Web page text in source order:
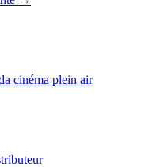
cinéma plein air